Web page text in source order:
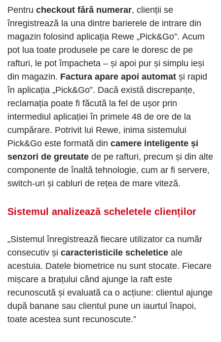
Pentru checkout fără numerar, clienții se
înregistrează la una dintre barierele de intrare din
magazin folosind aplicația Rewe „Pick&Go”. Acum
pot lua toate produsele pe care le doresc de pe
rafturi, le pot împacheta – și apoi pur și simplu ieși
din magazin. Factura apare apoi automat și rapid
în aplicația „Pick&Go”. Dacă există discrepanțe,
reclamația poate fi făcută la fel de ușor prin
intermediul aplicației în primele 48 de ore de la
cumpărare. Potrivit lui Rewe, inima sistemului
Pick&Go este formată din camere inteligente și
senzori de greutate de pe rafturi, precum și din alte
componente de înaltă tehnologie, cum ar fi servere,
switch-uri și cabluri de rețea de mare viteză.
Sistemul analizează scheletele clienților
„Sistemul înregistrează fiecare utilizator ca număr
consecutiv și caracteristicile scheletice ale
acestuia. Datele biometrice nu sunt stocate. Fiecare
mișcare a brațului când ajunge la raft este
recunoscută și evaluată ca o acțiune: clientul ajunge
după banane sau clientul pune un iaurtul înapoi,
toate acestea sunt recunoscute.”